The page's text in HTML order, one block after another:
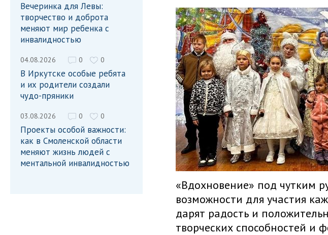
Вечеринка для Левы:
творчество и доброта
меняют мир ребенка с
инвалидностью
04.08.2026 0 0
В Иркутске особые ребята
и их родители создали
чудо-пряники
03.08.2026 0 0
Проекты особой важности:
как в Смоленской области
меняют жизнь людей с
ментальной инвалидностью
«Вдохновение» под чутким
возможности для участия
дарят радость и
творческих способностей и